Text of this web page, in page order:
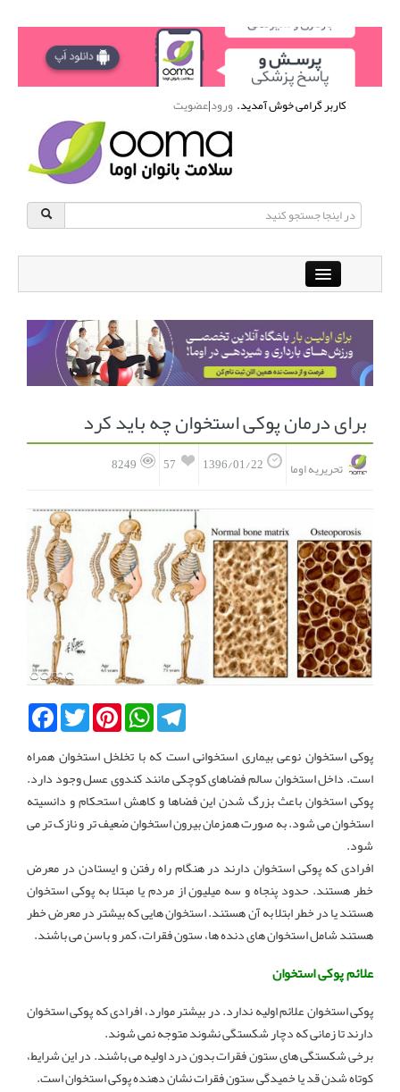
کاربر گرامی خوش آمدید.ورود|عضویت
باشگاه آنلاین ورزشی اوما
دانشنامه سلامت بانوان پرسش و پاسخ
انجمن متخصصین زنان و اوما انتخاب نام کودک
فهرست مواد غذایی اپلیکیشن بارداری و کودک اوما
تماس با ما
برای درمان پوکی استخوان چه باید کرد
8249 57 1396/01/22 تحریریه اوما
FacebookTwitterPinterestWhatsAppTelegram
پوکی استخوان نوعی بیماری استخوانی است که با تخلخل استخوان همراه
است. داخل استخوان سالم فضاهای کوچکی مانند کندوی عسل وجود دارد.
پوکی استخوان باعث بزرگ شدن این فضاها و کاهش استحکام و دانسیته
استخوان می شود. به صورت همزمان بیرون استخوان ضعیف تر و نازک تر می
شود.
افرادی که پوکی استخوان دارند در هنگام راه رفتن و ایستادن در معرض
خطر هستند. حدود پنجاه و سه میلیون از مردم یا مبتلا به پوکی استخوان
هستند یا در خطر ابتلا به آن هستند. استخوان هایی که بیشتر در معرض خطر
هستند شامل استخوان های دنده ها، ستون فقرات، کمر و باسن می باشند.
علائم پوکی استخوان
پوکی استخوان علائم اولیه ندارد. در بیشتر موارد، افرادی که پوکی استخوان
دارند تا زمانی که دچار شکستگی نشوند متوجه نمی شوند.
برخی شکستگی های ستون فقرات بدون درد اولیه می باشند. در این شرایط،
کوتاه شدن قد یا خمیدگی ستون فقرات نشان دهنده پوکی استخوان است.